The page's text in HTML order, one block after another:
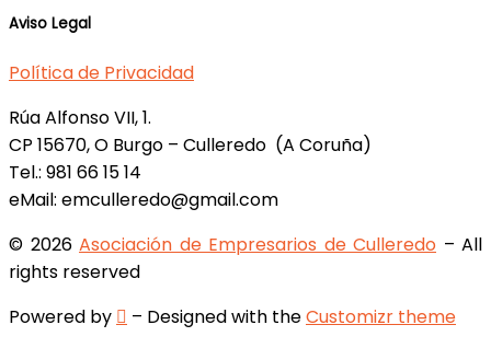
Aviso Legal
Política de Privacidad
Rúa Alfonso VII, 1.
CP 15670, O Burgo – Culleredo (A Coruña)
Tel.: 981 66 15 14
eMail: emculleredo@gmail.com
© 2026 Asociación de Empresarios de Culleredo – All
rights reserved
Powered by
– Designed with theCustomizr theme